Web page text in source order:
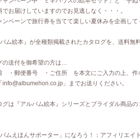
でお届けしていますのでお見逃しなく・・・。
ンペーンで旅行券を当てて楽しい夏休みを企画して
ム絵本』が全種類掲載されたカタログを、送料無
の送付を御希望の方は…
・郵便番号 ・ご住所 を本文にご入力の上、件
info@albumehon.co.jp」までお送りください。
は『アルバム絵本』シリーズとブライダル商品の
ムえほんサポーター」になろう！：アフィリエイ